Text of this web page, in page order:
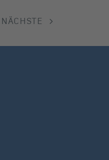
NÄCHSTE